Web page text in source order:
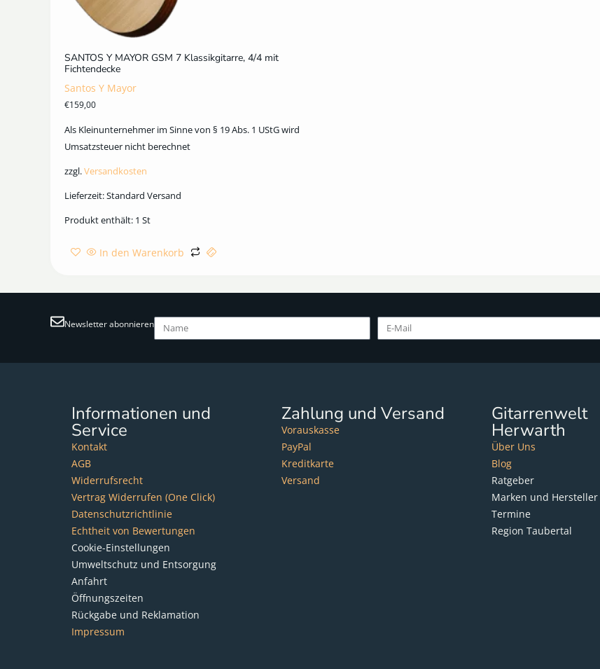
SANTOS Y MAYOR GSM 7 Klassikgitarre, 4/4 mit
Fichtendecke
Santos Y Mayor
€159,00
Als Kleinunternehmer im Sinne von § 19 Abs. 1 UStG wird
Umsatzsteuer nicht berechnet
zzgl.Versandkosten
Lieferzeit:Standard Versand
Produkt enthält: 1 St
In den Warenkorb
Newsletter abonnieren
Informationen und
Service
Kontakt
AGB
Widerrufsrecht
Vertrag Widerrufen (One Click)
Datenschutzrichtlinie
Echtheit von Bewertungen
Cookie-Einstellungen
Umweltschutz und Entsorgung
Anfahrt
Öffnungszeiten
Rückgabe und Reklamation
Impressum
Zahlung und Versand
Vorauskasse
PayPal
Kreditkarte
Versand
Gitarrenwelt
Herwarth
Über Uns
Blog
Ratgeber
Marken und Hersteller
Termine
Region Taubertal